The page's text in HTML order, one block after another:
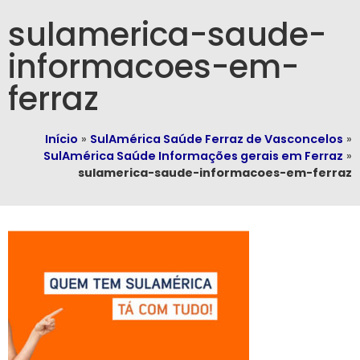
sulamerica-saude-
informacoes-em-
ferraz
Início » SulAmérica Saúde Ferraz de Vasconcelos »
SulAmérica Saúde Informações gerais em Ferraz »
sulamerica-saude-informacoes-em-ferraz